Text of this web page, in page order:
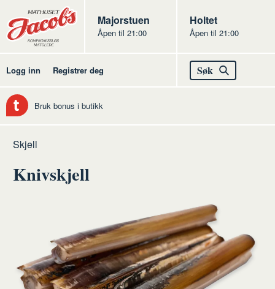
Butikker
Jacobs
Majorstuen
Åpen til 21:00
Jacobs
Holtet
Åpen til 21:00
Logg inn Registrer deg Søk
Bruk bonus i butikk
Hjem
Fisk
skalldyr
Råvarer
Skjell
Knivskjell